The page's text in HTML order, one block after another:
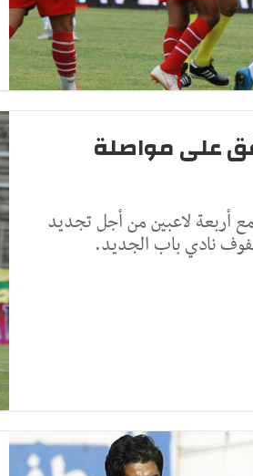
على مواصلة
مع أربعة لاعبين من أجل تجديد
نادي باب الجديد.